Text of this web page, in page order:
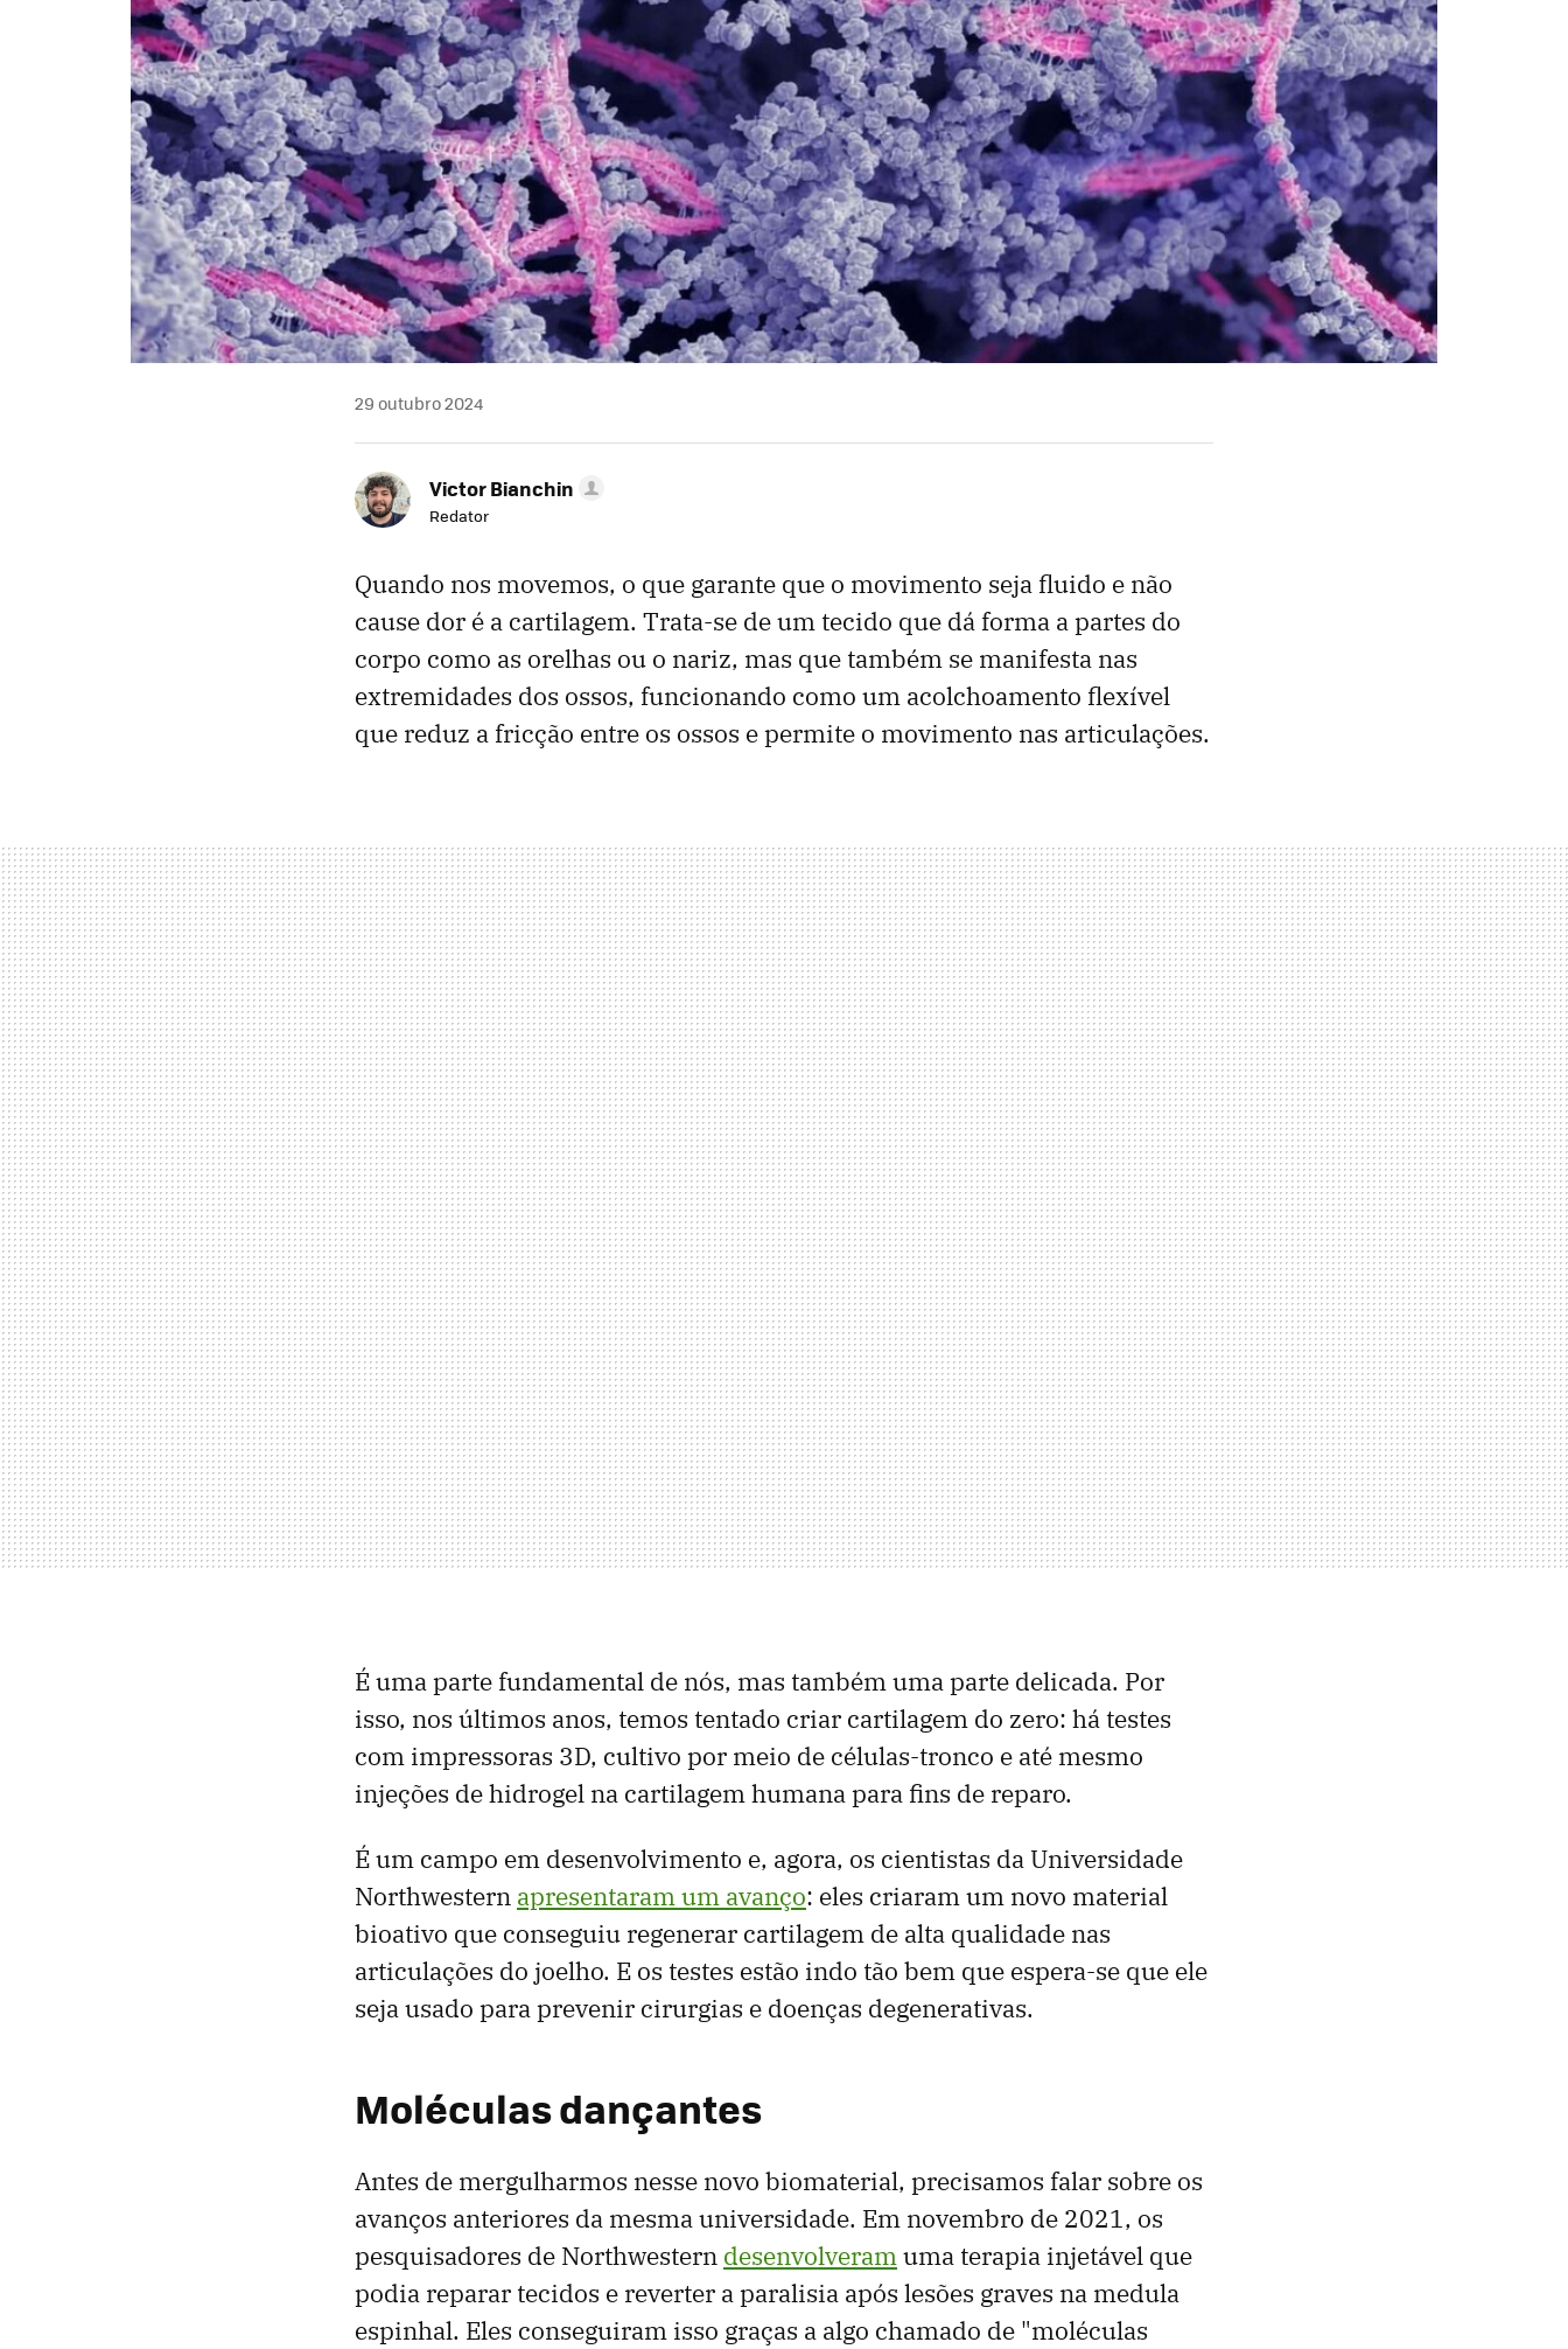
29 outubro 2024
Victor Bianchin
Redator
Quando nos movemos, o que garante que o movimento seja fluido e não
cause dor é a cartilagem. Trata-se de um tecido que dá forma a partes do
corpo como as orelhas ou o nariz, mas que também se manifesta nas
extremidades dos ossos, funcionando como um acolchoamento flexível
que reduz a fricção entre os ossos e permite o movimento nas articulações.
É uma parte fundamental de nós, mas também uma parte delicada. Por
isso, nos últimos anos, temos tentado criar cartilagem do zero: há testes
com impressoras 3D, cultivo por meio de células-tronco e até mesmo
injeções de hidrogel na cartilagem humana para fins de reparo.
É um campo em desenvolvimento e, agora, os cientistas da Universidade
Northwestern apresentaram um avanço: eles criaram um novo material
bioativo que conseguiu regenerar cartilagem de alta qualidade nas
articulações do joelho. E os testes estão indo tão bem que espera-se que ele
seja usado para prevenir cirurgias e doenças degenerativas.
Moléculas dançantes
Antes de mergulharmos nesse novo biomaterial, precisamos falar sobre os
avanços anteriores da mesma universidade. Em novembro de 2021, os
pesquisadores de Northwestern desenvolveramuma terapia injetável que
podia reparar tecidos e reverter a paralisia após lesões graves na medula
espinhal. Eles conseguiram isso graças a algo chamado de "moléculas